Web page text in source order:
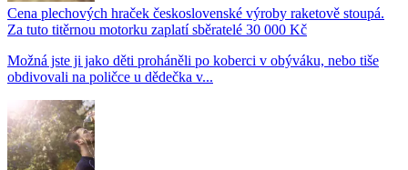
Cena plechových hraček československé výroby raketově stoupá.
Za tuto titěrnou motorku zaplatí sběratelé 30 000 Kč
Možná jste ji jako děti proháněli po koberci v obýváku, nebo tiše
obdivovali na poličce u dědečka v...